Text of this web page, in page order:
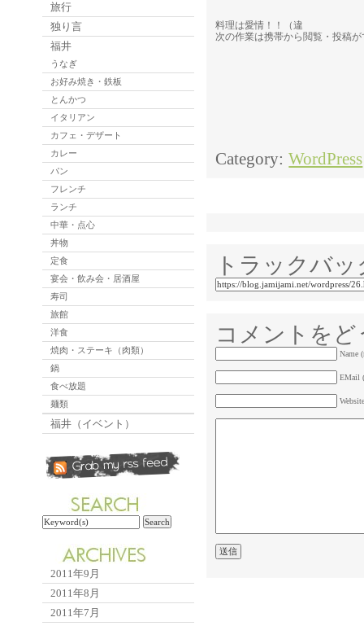
料理は愛情！！（違
次の作業は携帯から閲覧・投稿
Category: WordPress
トラックバッ
コメントをど
Name
EMail
旅行
独り言
福井
うなぎ
お好み焼き・鉄板
とんかつ
イタリアン
カフェ・デザート
カレー
パン
フレンチ
ランチ
中華・点心
丼物
定食
宴会・飲み会・居酒屋
寿司
旅館
洋食
焼肉・ステーキ（肉類）
鍋
食べ放題
麺類
福井（イベント）
2011年9月
2011年8月
2011年7月